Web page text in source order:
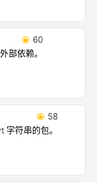
60
部依赖。
58
符串的包。